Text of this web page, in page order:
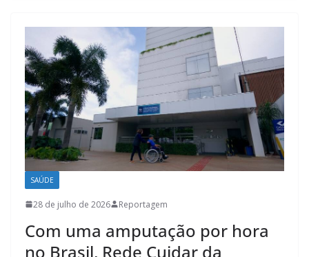
SAÚDE
28 de julho de 2026 Reportagem
Com uma amputação por hora
no Brasil, Rede Cuidar da